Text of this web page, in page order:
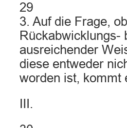
29
3. Auf die Frage,
Rückabwicklungs-
ausreichender
diese entweder
worden ist, kommt
III.